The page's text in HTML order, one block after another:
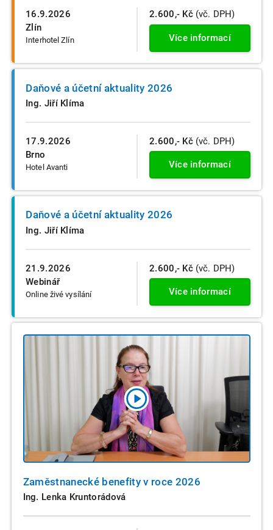
16.9.2026
Zlín
Interhotel Zlín
2.600,- Kč (vč. DPH)
Více informací
17.9.2026
Brno
Hotel Avanti
Daňové a účetní aktuality 2026
Ing. Jiří Klíma
2.600,- Kč (vč. DPH)
Více informací
21.9.2026
Webinář
Online živé vysílání
Daňové a účetní aktuality 2026
Ing. Jiří Klíma
2.600,- Kč (vč. DPH)
Více informací
Zaměstnanecké benefity v roce 2026
Ing. Lenka Kruntorádová